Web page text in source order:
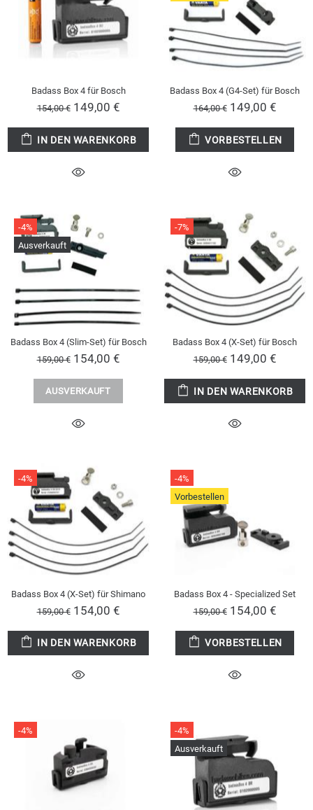
Badass Box 4 für Bosch
154,00 € 149,00 €
IN DEN WARENKORB
Badass Box 4 (G4-Set) für Bosch
164,00 € 149,00 €
VORBESTELLEN
-4%
Ausverkauft
Badass Box 4 (Slim-Set) für Bosch
159,00 € 154,00 €
AUSVERKAUFT
-7%
Badass Box 4 (X-Set) für Bosch
159,00 € 149,00 €
IN DEN WARENKORB
-4%
Badass Box 4 (X-Set) für Shimano
159,00 € 154,00 €
IN DEN WARENKORB
-4%
Vorbestellen
Badass Box 4 - Specialized Set
159,00 € 154,00 €
VORBESTELLEN
-4%
-4%
Ausverkauft